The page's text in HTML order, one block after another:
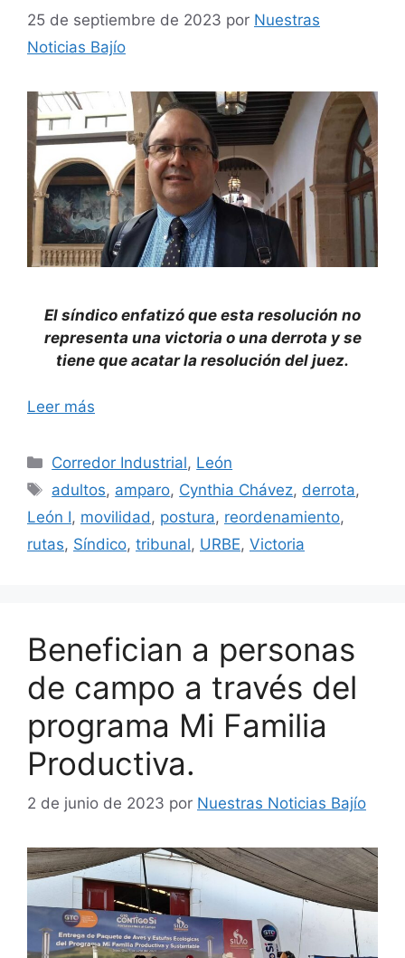
25 de septiembre de 2023 por Nuestras
Noticias Bajío
El síndico enfatizó que esta resolución no
representa una victoria o una derrota y se
tiene que acatar la resolución del juez.
Leer más
Categorías
Corredor Industrial, León
Etiquetas
adultos, amparo, Cynthia Chávez, derrota,
León I, movilidad , postura, reordenamiento,
rutas, Síndico, tribunal, URBE, Victoria
Benefician a personas
de campo a través del
programa Mi Familia
Productiva.
2 de junio de 2023 por Nuestras Noticias Bajío